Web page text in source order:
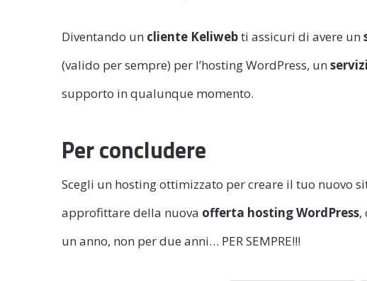
Diventando un cliente Keliwebti assicuri di avere un
(valido per sempre) per l’hosting WordPress, un
supporto in qualunque momento.
Per concludere
Scegli un hosting ottimizzato per creare il tuo nuovo
approfittare della nuova offerta hosting WordPress,
un anno, non per due anni… PER SEMPRE!!!